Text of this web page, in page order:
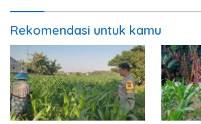
Rekomendasi untuk kamu